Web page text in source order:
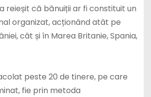
reieșit că bănuiții ar fi constituit un
organizat, acționând atât pe
cât și în Marea Britanie, Spania,
peste 20 de tinere, pe care
fie prin metoda